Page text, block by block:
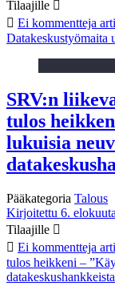
Tilaajille
Ei kommentteja
Datakeskustyömaita
SRV:n
tulos
lukuisia
Pääkategoria Talous
Kirjoitettu 6.
Tilaajille
Ei kommentteja
tulos heikkeni –